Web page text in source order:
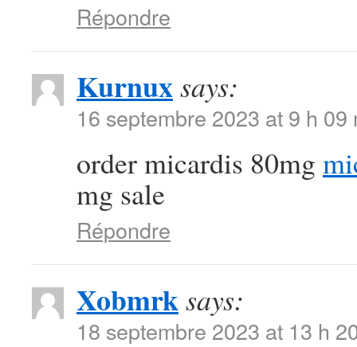
Répondre
Kurnuxsays:
16 septembre 2023 at 9 h 09
order micardis 80mg
mg sale
Répondre
Xobmrksays:
18 septembre 2023 at 13 h